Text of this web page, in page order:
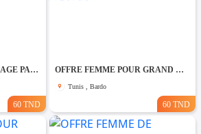
OFFRE FEMME DE MENAGE PAR JOUR A Carthage
60 TND
OFFRE FEMME POUR GRAND MENAGE PAR JOUR A Bardo
Tunis , Bardo
60 TND